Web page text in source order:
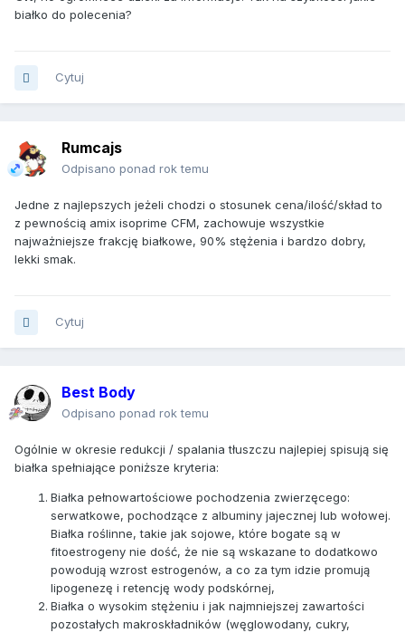
białko do polecenia?
Cytuj
Rumcajs
Odpisano ponad rok temu
Jedne z najlepszych jeżeli chodzi o stosunek cena/ilość/skład to
z pewnością amix isoprime CFM, zachowuje wszystkie
najważniejsze frakcję białkowe, 90% stężenia i bardzo dobry,
lekki smak.
Cytuj
Best Body
Odpisano ponad rok temu
Ogólnie w okresie redukcji / spalania tłuszczu najlepiej spisują się
białka spełniające poniższe kryteria:
Białka pełnowartościowe pochodzenia zwierzęcego:
serwatkowe, pochodzące z albuminy jajecznej lub wołowej.
Białka roślinne, takie jak sojowe, które bogate są w
fitoestrogeny nie dość, że nie są wskazane to dodatkowo
powodują wzrost estrogenów, a co za tym idzie promują
lipogenezę i retencję wody podskórnej,
Białka o wysokim stężeniu i jak najmniejszej zawartości
pozostałych makroskładników (węglowodany, cukry,